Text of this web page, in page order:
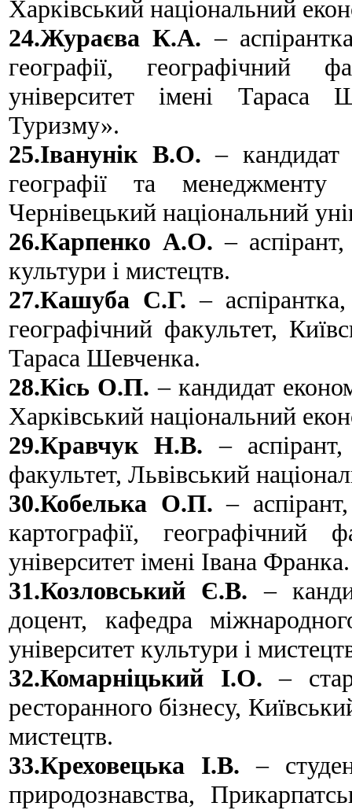
Харківський національний
24.Жураєва К.А. –
географії, географічний
університет імені Тараса
Туризму».
25.Іванунік В.О. – кандидат
географії та менеджменту
Чернівецький національний
26.Карпенко А.О. –
культури і мистецтв.
27.Кашуба C.Г. –
географічний факультет,
Тараса Шевченка.
28.Кісь О.П. – кандидат
Харківський національний
29.Кравчук Н.В. –
факультет, Львівський
30.Кобелька О.П. –
картографії, географічний
університет імені Івана Франка.
31.Козловський Є.В. –
доцент, кафедра
університет культури і
32.Комарніцький І.О. –
ресторанного бізнесу,
мистецтв.
33.Креховецька І.В. –
природознавства,